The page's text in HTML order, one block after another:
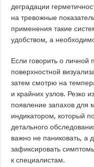
деградации
на тревожные
применения такие
удобством, а
Если говорить о личной
поверхностной
затем смотрю на
и крайних узлов. Резко
появление запахов для
индикатором, который
детального
важно не паниковать, а
зафиксировать
к специалистам.